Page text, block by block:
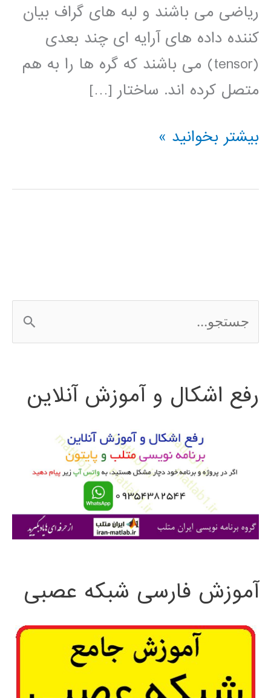
ریاضی می باشند و لبه های گراف بیان
کننده داده های آرایه ای چند بعدی
(tensor) می باشند که گره ها را به هم
متصل کرده اند. ساختار […]
فیلم
فارسی
بیشتر بخوانید »
س
ج
ی
رفع اشکال و آموزش آنلاین
آموزش فارسی شبکه عصبی